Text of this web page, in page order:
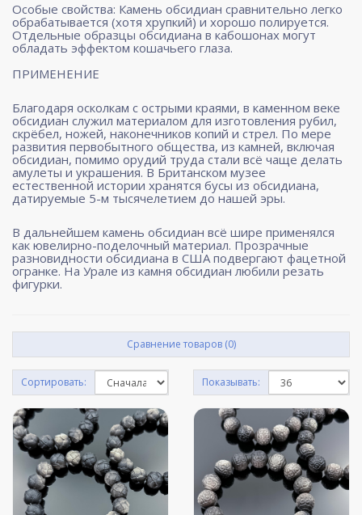
Особые свойства: Камень обсидиан сравнительно легко
обрабатывается (хотя хрупкий) и хорошо полируется.
Отдельные образцы обсидиана в кабошонах могут
обладать эффектом кошачьего глаза.
ПРИМЕНЕНИЕ
Благодаря осколкам с острыми краями, в каменном веке
обсидиан служил материалом для изготовления рубил,
скрёбел, ножей, наконечников копий и стрел. По мере
развития первобытного общества, из камней, включая
обсидиан, помимо орудий труда стали всё чаще делать
амулеты и украшения. В Британском музее
естественной истории хранятся бусы из обсидиана,
датируемые 5-м тысячелетием до нашей эры.
В дальнейшем камень обсидиан всё шире применялся
как ювелирно-поделочный материал. Прозрачные
разновидности обсидиана в США подвергают фацетной
огранке. На Урале из камня обсидиан любили резать
фигурки.
Сравнение товаров (0)
Сортировать: Показывать: